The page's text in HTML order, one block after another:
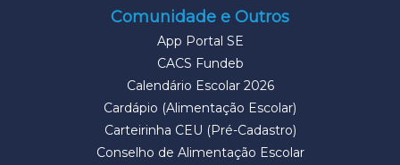
Comunidade e Outros
App Portal SE
CACS Fundeb
Calendário Escolar 2026
Cardápio (Alimentação Escolar)
Carteirinha CEU (Pré-Cadastro)
Conselho de Alimentação Escolar